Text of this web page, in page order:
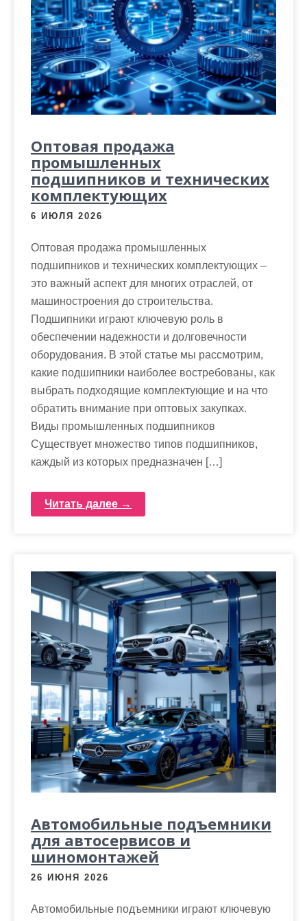
Оптовая продажа
промышленных
подшипников и технических
комплектующих
6 ИЮЛЯ 2026
Оптовая продажа промышленных
подшипников и технических комплектующих –
это важный аспект для многих отраслей, от
машиностроения до строительства.
Подшипники играют ключевую роль в
обеспечении надежности и долговечности
оборудования. В этой статье мы рассмотрим,
какие подшипники наиболее востребованы, как
выбрать подходящие комплектующие и на что
обратить внимание при оптовых закупках.
Виды промышленных подшипников
Существует множество типов подшипников,
каждый из которых предназначен […]
Читать далее →
Автомобильные подъемники
для автосервисов и
шиномонтажей
26 ИЮНЯ 2026
Автомобильные подъемники играют ключевую